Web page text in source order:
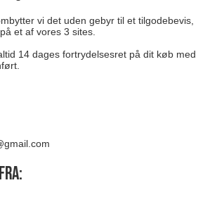
vi det uden gebyr til et tilgodebevis,
et af vores 3 sites.
14 dages fortrydelsesret på dit køb med